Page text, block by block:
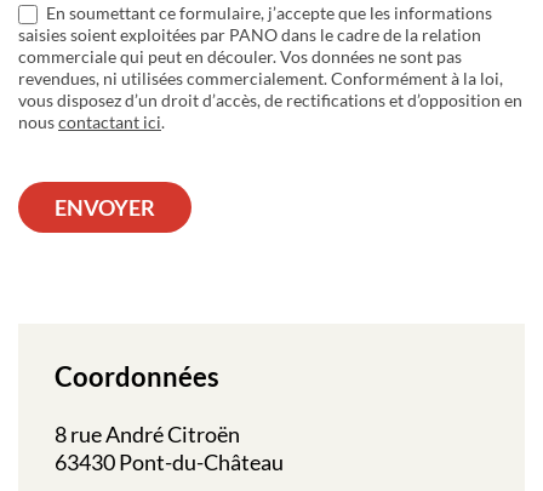
En soumettant ce formulaire, j’accepte que les informations
saisies soient exploitées par PANO dans le cadre de la relation
commerciale qui peut en découler. Vos données ne sont pas
revendues, ni utilisées commercialement. Conformément à la loi,
vous disposez d’un droit d’accès, de rectifications et d’opposition en
nouscontactant ici.
ENVOYER
Coordonnées
8 rue André Citroën
63430 Pont-du-Château